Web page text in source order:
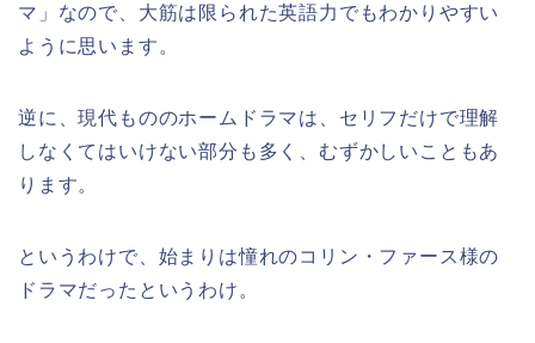
マ」なので、大筋は限られた英語力でもわかりやすい
ように思います。
逆に、現代もののホームドラマは、セリフだけで理解
しなくてはいけない部分も多く、むずかしいこともあ
ります。
というわけで、始まりは憧れのコリン・ファース様の
ドラマだったというわけ。